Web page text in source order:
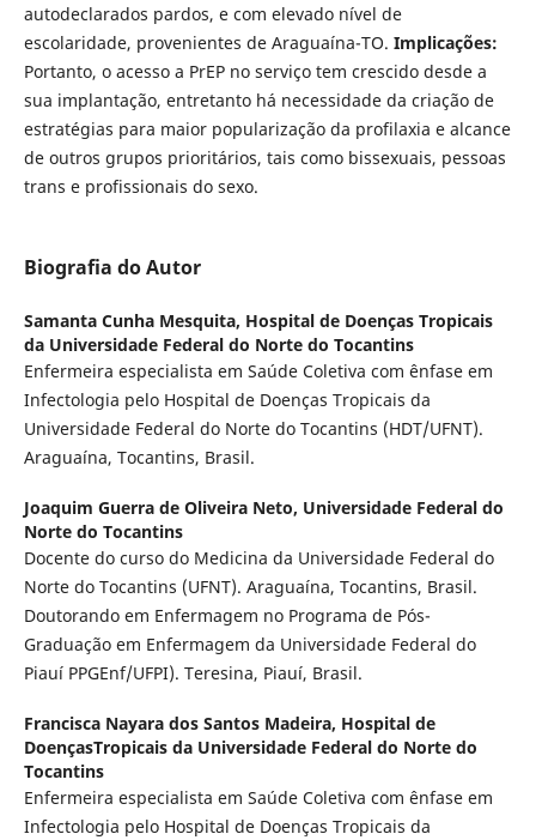
autodeclarados pardos, e com elevado nível de
escolaridade, provenientes de Araguaína-TO. Implicações:
Portanto, o acesso a PrEP no serviço tem crescido desde a
sua implantação, entretanto há necessidade da criação de
estratégias para maior popularização da profilaxia e alcance
de outros grupos prioritários, tais como bissexuais, pessoas
trans e profissionais do sexo.
Biografia do Autor
Samanta Cunha Mesquita, Hospital de Doenças Tropicais
da Universidade Federal do Norte do Tocantins
Enfermeira especialista em Saúde Coletiva com ênfase em
Infectologia pelo Hospital de Doenças Tropicais da
Universidade Federal do Norte do Tocantins (HDT/UFNT).
Araguaína, Tocantins, Brasil.
Joaquim Guerra de Oliveira Neto, Universidade Federal do
Norte do Tocantins
Docente do curso do Medicina da Universidade Federal do
Norte do Tocantins (UFNT). Araguaína, Tocantins, Brasil.
Doutorando em Enfermagem no Programa de Pós-
Graduação em Enfermagem da Universidade Federal do
Piauí PPGEnf/UFPI). Teresina, Piauí, Brasil.
Francisca Nayara dos Santos Madeira, Hospital de
DoençasTropicais da Universidade Federal do Norte do
Tocantins
Enfermeira especialista em Saúde Coletiva com ênfase em
Infectologia pelo Hospital de Doenças Tropicais da